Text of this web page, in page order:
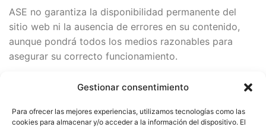
Gestionar consentimiento
Para ofrecer las mejores experiencias, utilizamos tecnologías como las
cookies para almacenar y/o acceder a la información del dispositivo. El
ASE no garantiza la disponibilidad permanente del
sitio web ni la ausencia de errores en su contenido,
aunque pondrá todos los medios razonables para
asegurar su correcto funcionamiento.
7. Legislación aplicable
El presente aviso legal se rige por la legislación